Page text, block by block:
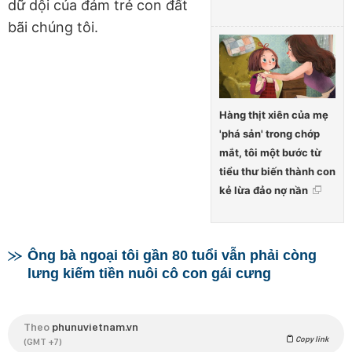
Hàng thịt xiên của mẹ
'phá sản' trong chớp
mắt, tôi một bước từ
tiểu thư biến thành con
kẻ lừa đảo nợ nần
dữ dội của đám trẻ con đất
bãi chúng tôi.
Ông bà ngoại tôi gần 80 tuổi vẫn phải còng
lưng kiếm tiền nuôi cô con gái cưng
Theo phunuvietnam.vn
(GMT +7) Copy link